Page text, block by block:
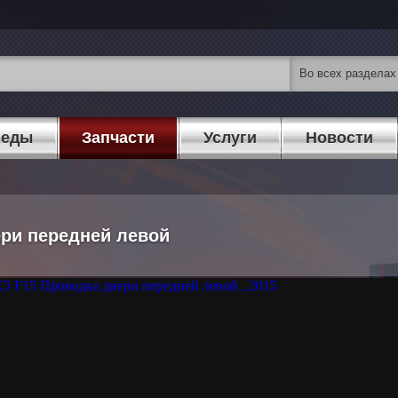
Запчасти Услуги Новости
передней левой